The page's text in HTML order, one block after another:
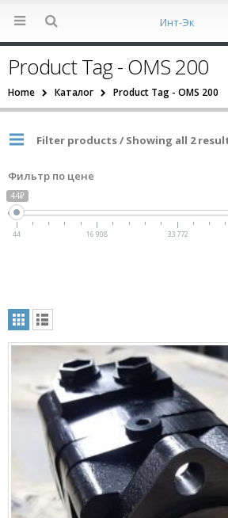
Инт-Эк
Product Tag - OMS 200
Home Каталог Product Tag - OMS 200
Filter products / Showing all 2
Фильтр по цене
44₽
44 16 908 33 772